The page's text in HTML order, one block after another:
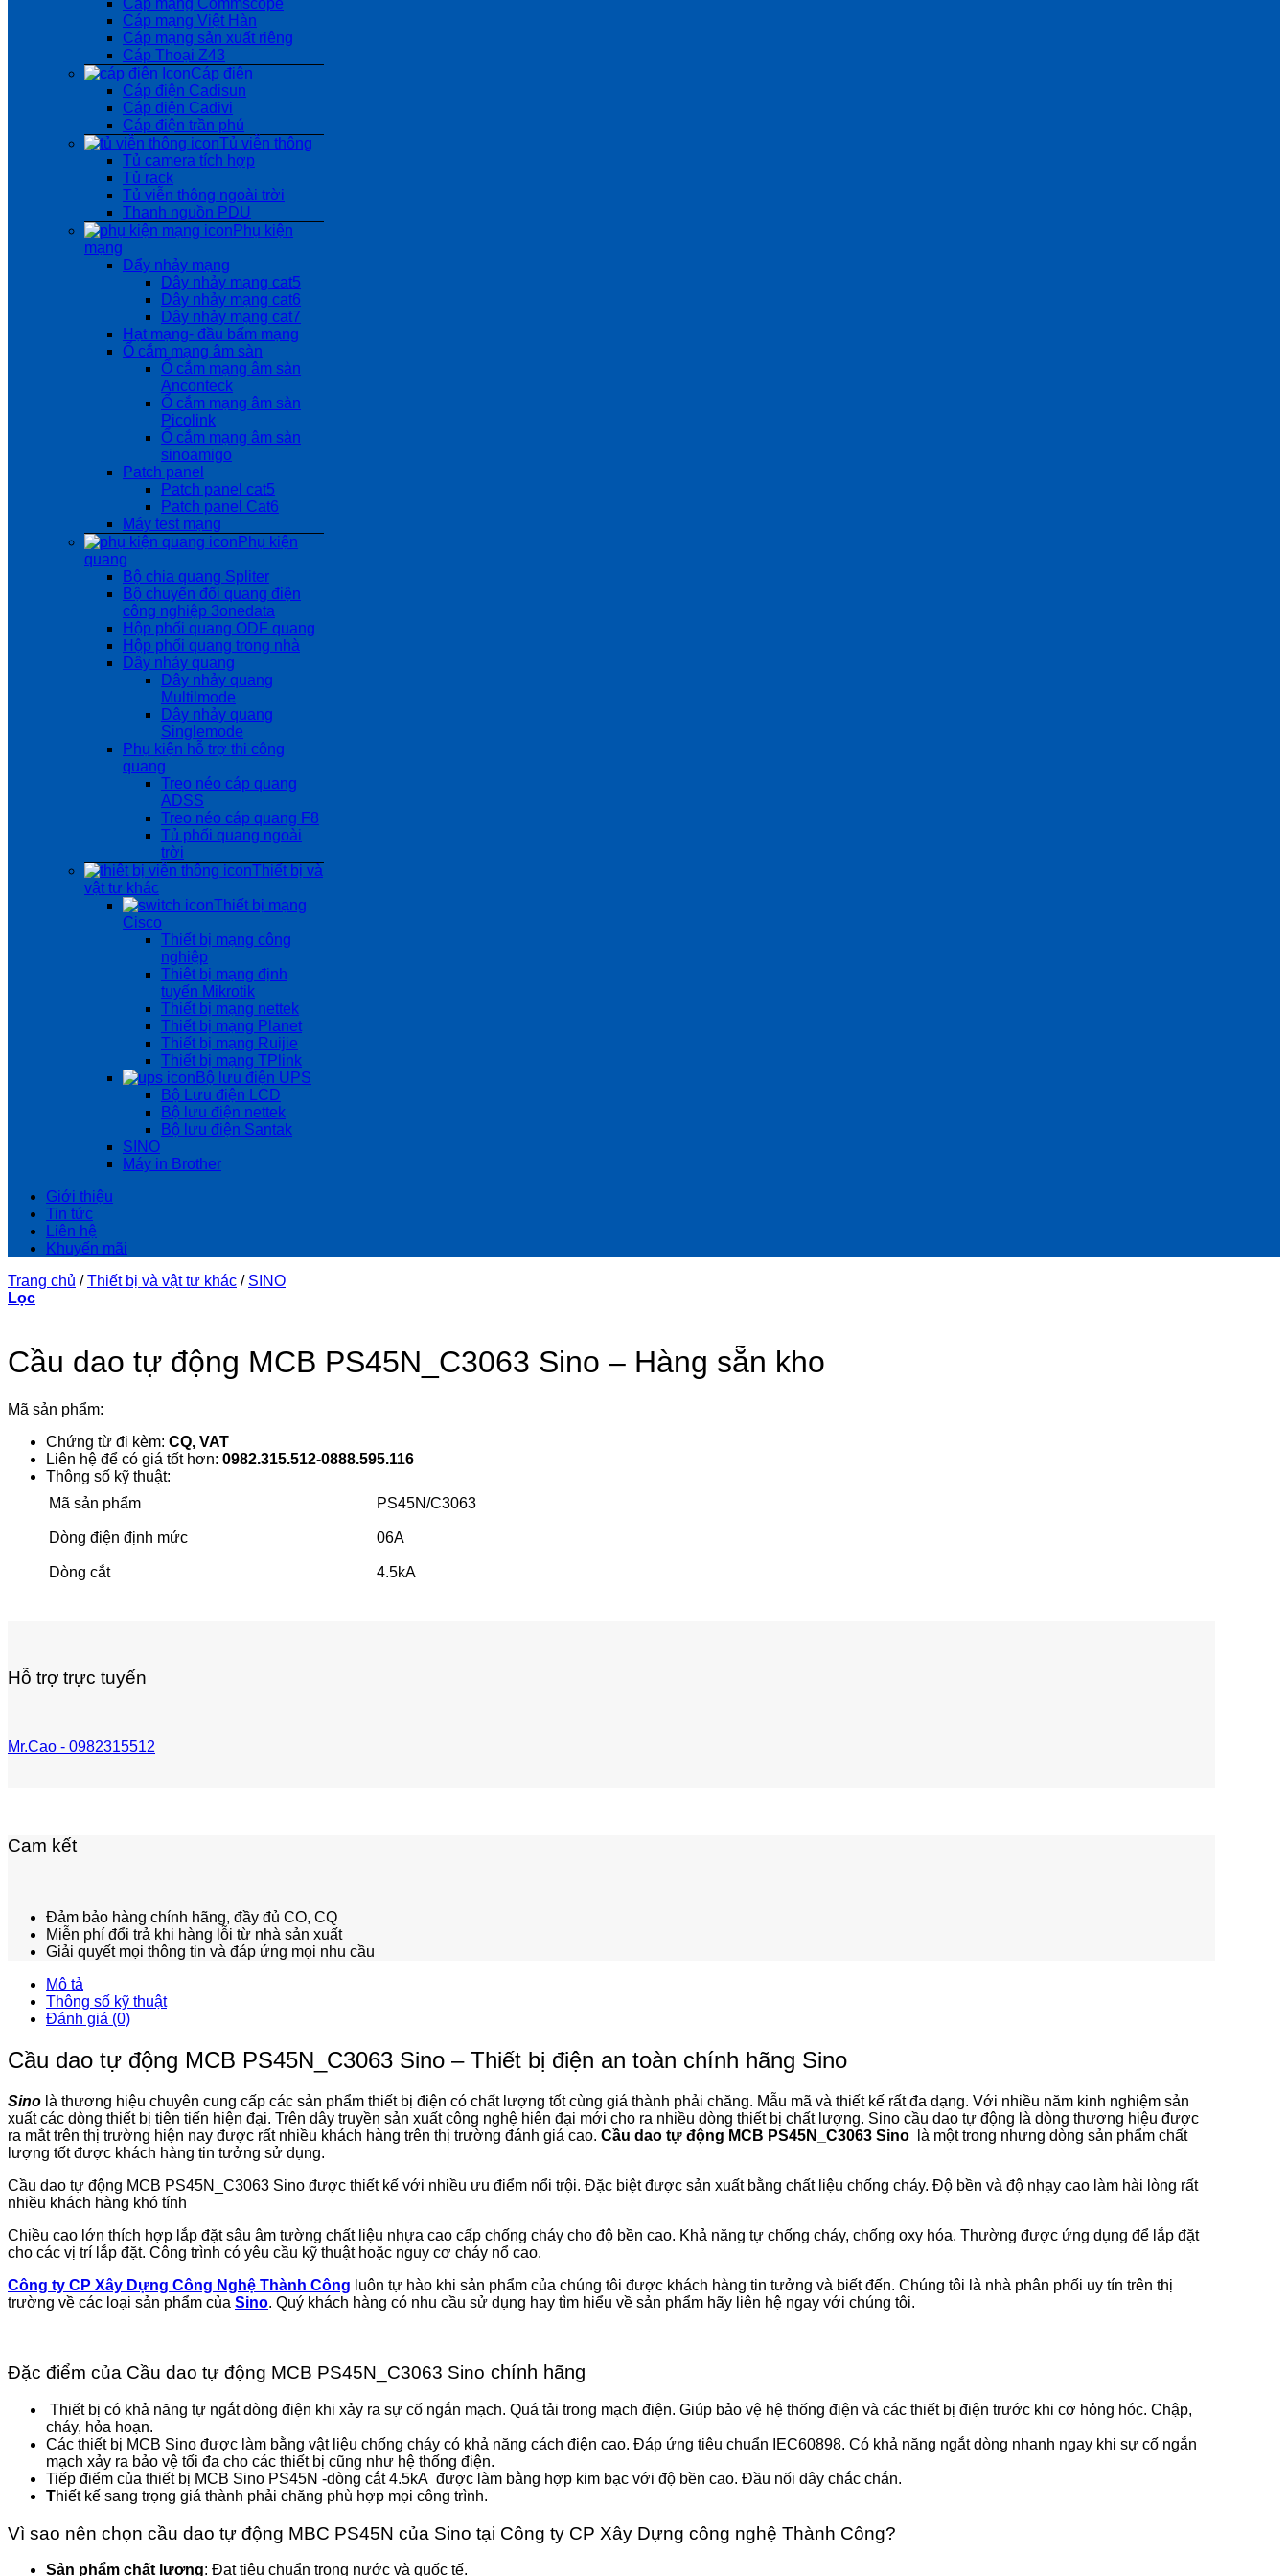
Cáp mạng Commscope
Cáp mạng Việt Hàn
Cáp mạng sản xuất riêng
Cáp Thoại Z43
Cáp điện
Cáp điện Cadisun
Cáp điện Cadivi
Cáp điện trần phú
Tủ viễn thông
Tủ camera tích hợp
Tủ rack
Tủ viễn thông ngoài trời
Thanh nguồn PDU
Phụ kiện
mạng
Dẩy nhảy mạng
Dây nhảy mạng cat5
Dây nhảy mạng cat6
Dây nhảy mạng cat7
Hạt mạng- đầu bấm mạng
Ổ cắm mạng âm sàn
Ổ cắm mạng âm sàn
Anconteck
Ổ cắm mạng âm sàn
Picolink
Ổ cắm mạng âm sàn
sinoamigo
Patch panel
Patch panel cat5
Patch panel Cat6
Máy test mạng
Phụ kiện
quang
Bộ chia quang Spliter
Bộ chuyển đổi quang điện
công nghiệp 3onedata
Hộp phối quang ODF quang
Hộp phối quang trong nhà
Dây nhảy quang
Dây nhảy quang
Multilmode
Dây nhảy quang
Singlemode
Phụ kiện hỗ trợ thi công
quang
Treo néo cáp quang
ADSS
Treo néo cáp quang F8
Tủ phối quang ngoài
trời
Thiết bị và
vật tư khác
Thiết bị mạng
Cisco
Thiết bị mạng công
nghiệp
Thiêt bị mạng định
tuyến Mikrotik
Thiết bị mạng nettek
Thiết bị mạng Planet
Thiết bị mạng Ruijie
Thiết bị mạng TPlink
Bộ lưu điện UPS
Bộ Lưu điện LCD
Bộ lưu điện nettek
Bộ lưu điện Santak
SINO
Máy in Brother
Giới thiệu
Tin tức
Liên hệ
Khuyến mãi
Trang chủ / Thiết bị và vật tư khác / SINO
Lọc
Cầu dao tự động MCB PS45N_C3063 Sino – Hàng sẵn kho
Mã sản phẩm:
Chứng từ đi kèm: CQ, VAT
Liên hệ để có giá tốt hơn: 0982.315.512-0888.595.116
Thông số kỹ thuật:
Mã sản phẩm
PS45N/C3063
Dòng điện định mức 06A
Dòng cắt 4.5kA
Hỗ trợ trực tuyến
Mr.Cao - 0982315512
Cam kết
Đảm bảo hàng chính hãng, đầy đủ CO, CQ
Miễn phí đổi trả khi hàng lỗi từ nhà sản xuất
Giải quyết mọi thông tin và đáp ứng mọi nhu cầu
Mô tả
Thông số kỹ thuật
Đánh giá (0)
Cầu dao tự động MCB PS45N_C3063 Sino – Thiết bị điện an toàn chính hãng Sino
Sino là thương hiệu chuyên cung cấp các sản phẩm thiết bị điện có chất lượng tốt cùng giá thành phải chăng. Mẫu mã và thiết kế rất đa dạng. Với nhiều năm kinh nghiệm sản
xuất các dòng thiết bị tiên tiến hiện đại. Trên dây truyền sản xuất công nghệ hiên đại mới cho ra nhiều dòng thiết bị chất lượng. Sino cầu dao tự động là dòng thương hiệu được
ra mắt trên thị trường hiện nay được rất nhiều khách hàng trên thị trường đánh giá cao. Cầu dao tự động MCB PS45N_C3063 Sino
là một trong nhưng dòng sản phẩm chất
lượng tốt được khách hàng tin tưởng sử dụng.
Cầu dao tự động MCB PS45N_C3063 Sino được thiết kế với nhiều ưu điểm nổi trội. Đặc biệt được sản xuất bằng chất liệu chống cháy. Độ bền và độ nhạy cao làm hài lòng rất
nhiều khách hàng khó tính
Chiều cao lớn thích hợp lắp đặt sâu âm tường chất liệu nhựa cao cấp chống cháy cho độ bền cao. Khả năng tự chống cháy, chống oxy hóa. Thường được ứng dụng để lắp đặt
cho các vị trí lắp đặt. Công trình có yêu cầu kỹ thuật hoặc nguy cơ cháy nổ cao.
Công ty CP Xây Dựng Công Nghệ Thành Công luôn tự hào khi sản phẩm của chúng tôi được khách hàng tin tưởng và biết đến. Chúng tôi là nhà phân phối uy tín trên thị
trường về các loại sản phẩm của Sino. Quý khách hàng có nhu cầu sử dụng hay tìm hiểu về sản phẩm hãy liên hệ ngay với chúng tôi.
Đặc điểm của Cầu dao tự động MCB PS45N_C3063 Sino chính hãng
Thiết bị có khả năng tự ngắt dòng điện khi xảy ra sự cố ngắn mạch. Quá tải trong mạch điện. Giúp bảo vệ hệ thống điện và các thiết bị điện trước khi cơ hỏng hóc. Chập,
cháy, hỏa hoạn.
Các thiết bị MCB Sino được làm bằng vật liệu chống cháy có khả năng cách điện cao. Đáp ứng tiêu chuẩn IEC60898. Có khả năng ngắt dòng nhanh ngay khi sự cố ngắn
mạch xảy ra bảo vệ tối đa cho các thiết bị cũng như hệ thống điện.
Tiếp điểm của thiết bị MCB Sino PS45N -dòng cắt 4.5kA được làm bằng hợp kim bạc với độ bền cao. Đầu nối dây chắc chắn.
Thiết kế sang trọng giá thành phải chăng phù hợp mọi công trình.
Vì sao nên chọn cầu dao tự động MBC PS45N của Sino tại Công ty CP Xây Dựng công nghệ Thành Công?
Sản phẩm chất lượng: Đạt tiêu chuẩn trong nước và quốc tế.